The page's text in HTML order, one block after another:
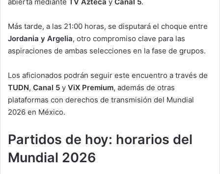
Más tarde, a las 21:00 horas, se disputará el choque entre
Jordania y Argelia, otro compromiso clave para las
aspiraciones de ambas selecciones en la fase de grupos.
Los aficionados podrán seguir este encuentro a través de
TUDN, Canal 5 y ViX Premium, además de otras
plataformas con derechos de transmisión del Mundial
2026 en México.
Partidos de hoy: horarios del
Mundial 2026